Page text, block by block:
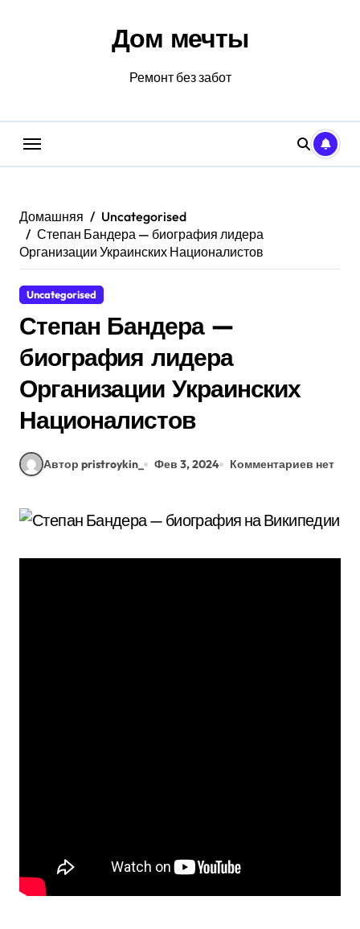
Дом мечты
Ремонт без забот
Домашняя
Uncategorised
Степан Бандера — биография лидера
Организации Украинских Националистов
Uncategorised
Степан Бандера —
биография лидера
Организации Украинских
Националистов
Автор pristroykin_ Фев 3, 2024 Комментариев нет